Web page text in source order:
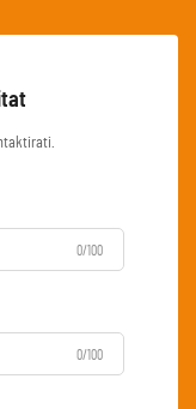
0/100
0/100